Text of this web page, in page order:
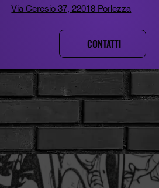
Via Ceresio 37, 22018 Porlezza
CONTATTI